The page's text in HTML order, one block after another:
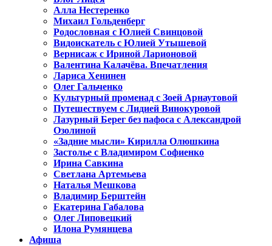
Алла Нестеренко
Михаил Гольденберг
Родословная с Юлией Свинцовой
Видоискатель с Юлией Утышевой
Вернисаж с Ириной Ларионовой
Валентина Калачёва. Впечатления
Лариса Хенинен
Олег Гальченко
Культурный променад с Зоей Арнаутовой
Путешествуем с Лидией Винокуровой
Лазурный Берег без пафоса с Александрой
Озолиной
«Задние мысли» Кирилла Олюшкина
Застолье с Владимиром Софиенко
Ирина Савкина
Светлана Артемьева
Наталья Мешкова
Владимир Берштейн
Екатерина Габалова
Олег Липовецкий
Илона Румянцева
Афиша